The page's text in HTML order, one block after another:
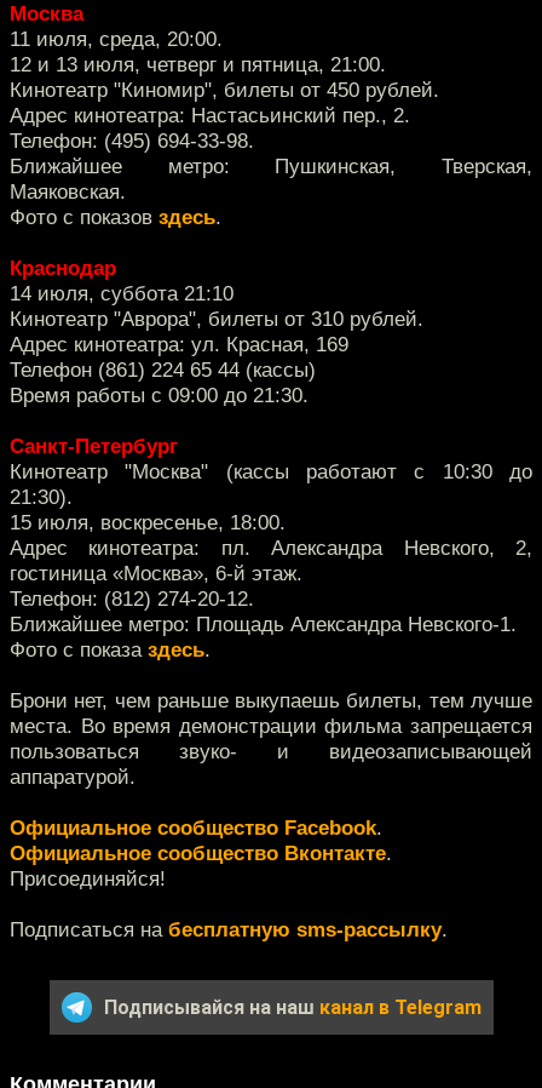
Москва
11 июля, среда, 20:00.
12 и 13 июля, четверг и пятница, 21:00.
Кинотеатр "Киномир", билеты от 450 рублей.
Адрес кинотеатра: Настасьинский пер., 2.
Телефон: (495) 694-33-98.
Ближайшее метро: Пушкинская, Тверская,
Маяковская.
Фото с показов здесь.
Краснодар
14 июля, суббота 21:10
Кинотеатр "Аврора", билеты от 310 рублей.
Адрес кинотеатра: ул. Красная, 169
Телефон (861) 224 65 44 (кассы)
Время работы с 09:00 до 21:30.
Санкт-Петербург
Кинотеатр "Москва" (кассы работают с 10:30 до
21:30).
15 июля, воскресенье, 18:00.
Адрес кинотеатра: пл. Александра Невского, 2,
гостиница «Москва», 6-й этаж.
Телефон: (812) 274-20-12.
Ближайшее метро: Площадь Александра Невского-1.
Фото с показа здесь.
Брони нет, чем раньше выкупаешь билеты, тем лучше
места. Во время демонстрации фильма запрещается
пользоваться звуко- и видеозаписывающей
аппаратурой.
Официальное сообщество Facebook.
Официальное сообщество Вконтакте.
Присоединяйся!
Подписаться на бесплатную sms-рассылку.
Подписывайся на наш канал в Telegram